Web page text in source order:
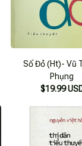
Số Đỏ (Ht)- Vũ
Phụng
$19.99